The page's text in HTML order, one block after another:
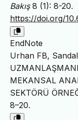
Bakış8 (1): 8-20.
https://doi.org/
EndNote
Urhan FB,
MEKANSAL
SEKTÖRÜ
8–20.